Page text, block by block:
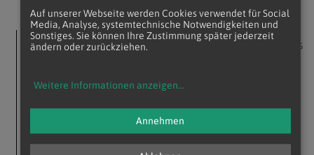
KEINE TERMINE
Es sind zurzeit keine
PFARRER
Mag. Lic. Robert Rys
SEELSORGLICHER
MITARBEITER
Auf unserer Webseite werden Cookies verwendet für Social
Media, Analyse, systemtechnische Notwendigkeiten und
Sonstiges. Sie können Ihre Zustimmung später jederzeit
ändern oder zurückziehen.
Weitere Informationen anzeigen...
Annehmen